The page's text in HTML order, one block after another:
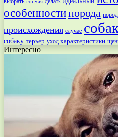
гончая
особенностипорода
происхождения случае собак
собаку терьер уход характеристики
Интересно